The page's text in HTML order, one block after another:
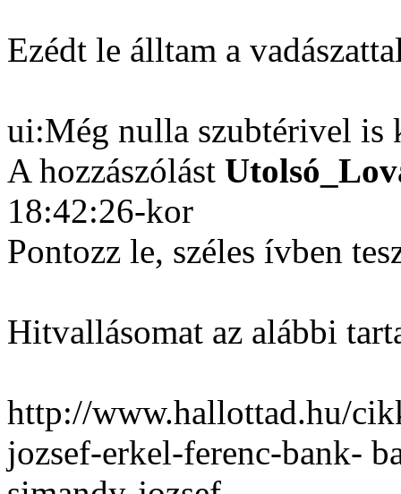
Ezédt le álltam a
ui:Még nulla szubtérivel is
A hozzászólást
18:42:26-kor
Pontozz le, széles ívben
Hitvallásomat az alábbi
http://www.hallottad.hu/
jozsef-erkel-ferenc-bank-